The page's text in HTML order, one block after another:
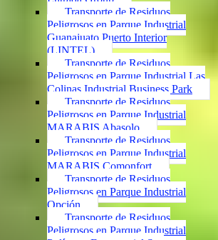
Transporte de Residuos
Peligrosos en Parque Industrial
Guanajuato Puerto Interior
(LINTEL)
Transporte de Residuos
Peligrosos en Parque Industrial Las
Colinas Industrial Business Park
Transporte de Residuos
Peligrosos en Parque Industrial
MARABIS Abasolo
Transporte de Residuos
Peligrosos en Parque Industrial
MARABIS Comonfort
Transporte de Residuos
Peligrosos en Parque Industrial
Opción
Transporte de Residuos
Peligrosos en Parque Industrial